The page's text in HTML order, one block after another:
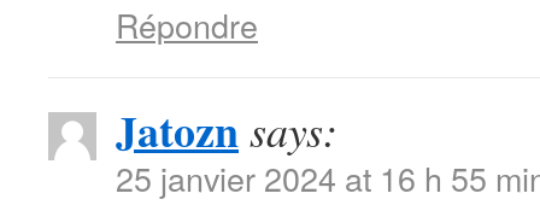
Répondre
Jatoznsays:
25 janvier 2024 at 16 h 55